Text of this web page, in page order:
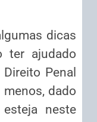
dicas
ter ajudado
Penal
dado
neste